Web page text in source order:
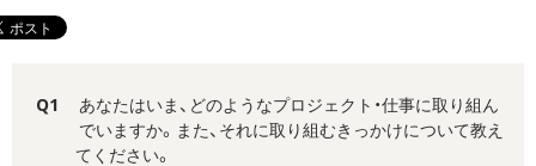
Q1
あなたはいま、どのようなプロジェクト・仕事に取り組ん
でいますか。また、それに取り組むきっかけについて教え
てください。